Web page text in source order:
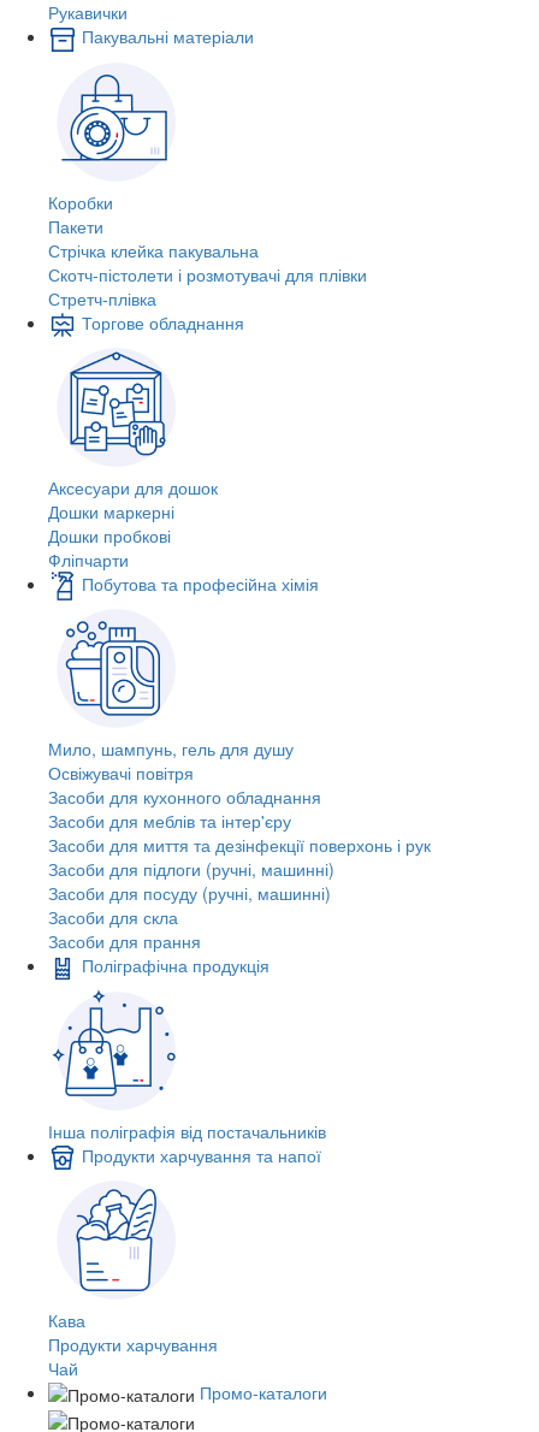
Рукавички
Пакувальні матеріали
Коробки
Пакети
Стрічка клейка пакувальна
Скотч-пістолети і розмотувачі для плівки
Стретч-плівка
Торгове обладнання
Аксесуари для дошок
Дошки маркерні
Дошки пробкові
Фліпчарти
Побутова та професійна хімія
Мило, шампунь, гель для душу
Освіжувачі повітря
Засоби для кухонного обладнання
Засоби для меблів та інтер'єру
Засоби для миття та дезінфекції поверхонь і рук
Засоби для підлоги (ручні, машинні)
Засоби для посуду (ручні, машинні)
Засоби для скла
Засоби для прання
Поліграфічна продукція
Інша поліграфія від постачальників
Продукти харчування та напої
Кава
Продукти харчування
Чай
Промо-каталоги